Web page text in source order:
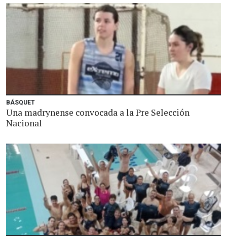
BÁSQUET
Una madrynense convocada a la Pre Selección
Nacional